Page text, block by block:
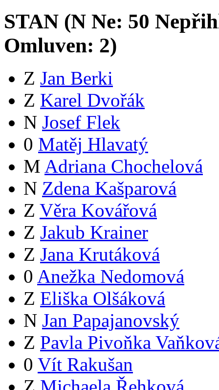
STAN (N Ne: 50
Omluven: 2)
Z Jan Berki
Z Karel Dvořák
N Josef Flek
0 Matěj Hlavatý
M Adriana Chochelová
N Zdena Kašparová
Z Věra Kovářová
Z Jakub Krainer
Z Jana Krutáková
0 Anežka Nedomová
Z Eliška Olšáková
N Jan Papajanovský
Z Pavla Pivoňka
0 Vít Rakušan